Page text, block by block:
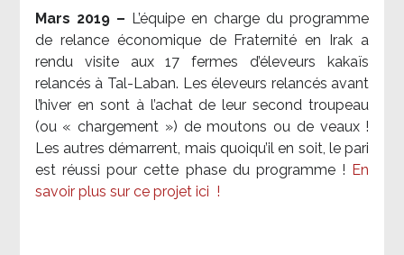
Mars 2019 – L’équipe en charge du programme
de relance économique de Fraternité en Irak a
rendu visite aux 17 fermes d’éleveurs kakaïs
relancés à Tal-Laban. Les éleveurs relancés avant
l’hiver en sont à l’achat de leur second troupeau
(ou « chargement ») de moutons ou de veaux !
Les autres démarrent, mais quoiqu’il en soit, le pari
est réussi pour cette phase du programme ! En
savoir plus sur ce projet ici !